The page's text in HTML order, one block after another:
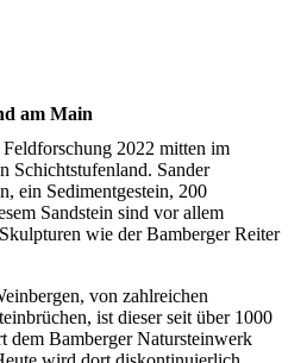
am Main
2022 mitten im
Schichtstufenland. Sander
ein Sedimentgestein, 200
Sandstein sind vor allem
wie der Bamberger Reiter
von zahlreichen
ist dieser seit über 1000
dem Bamberger Natursteinwerk